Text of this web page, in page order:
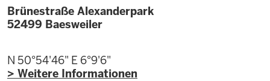
Brünestraße Alexanderpark
52499 Baesweiler
N 50°54'46" E 6°9'6"
> Weitere Informationen